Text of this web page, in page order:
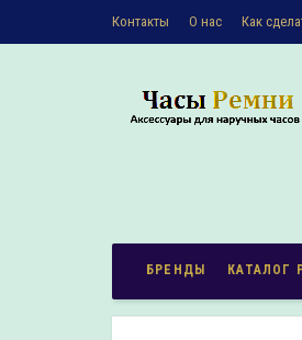
Контакты О наc Как
БРЕНДЫ КАТАЛОГ